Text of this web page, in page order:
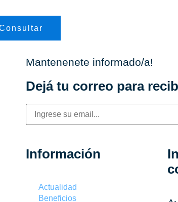
Mantenenete informado/a!
Dejá tu correo para
Información
Actualidad
Beneficios